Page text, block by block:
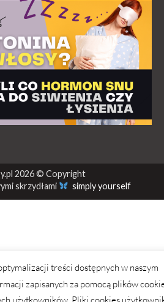
2026 © Copyright
skrzydłami
simply yourself
treści dostępnych w naszym
zapisanych za pomocą plików